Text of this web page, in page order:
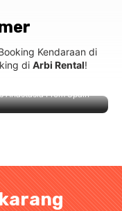
Kendaraan di
di Arbi Rental!
Anastasia From Spain